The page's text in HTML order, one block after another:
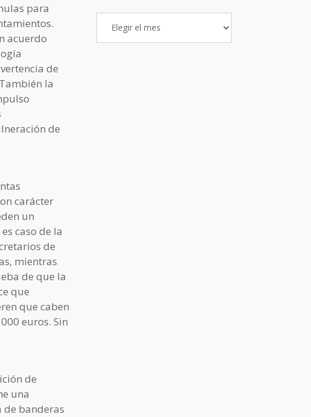
para
acuerdo
de
la
de
carácter
un
caso de la
de
mientras
de que la
que
que caben
euros. Sin
de
una
de banderas